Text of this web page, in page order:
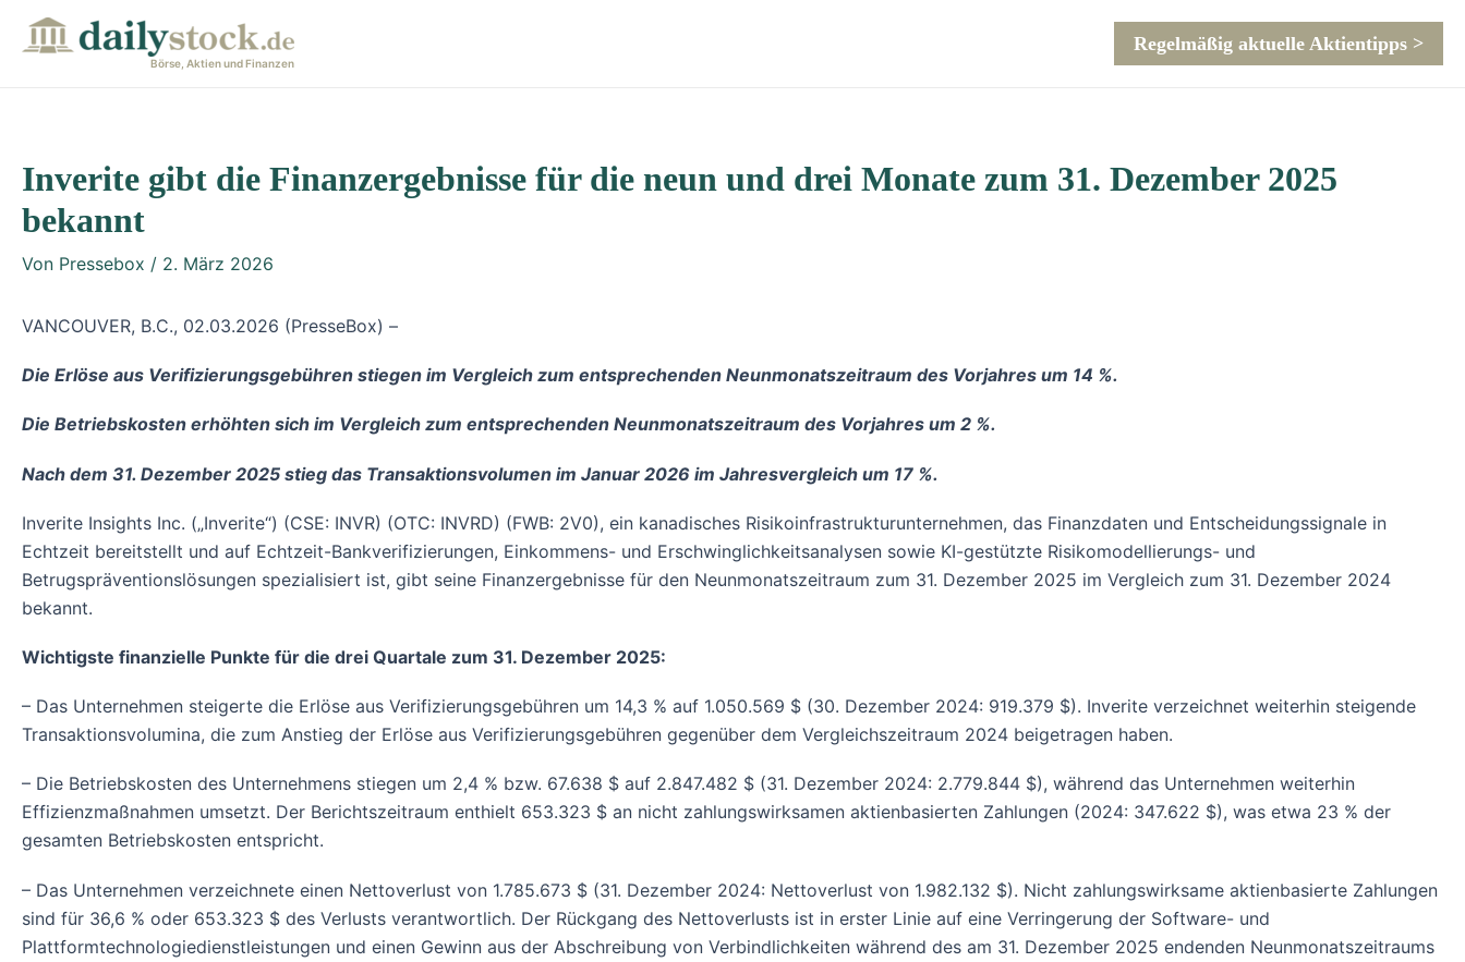
Inhalt
Börse, Aktien und Finanzen
Regelmäßig aktuelle Aktientipps >
Inverite gibt die Finanzergebnisse für die neun und drei Monate zum 31. Dezember 2025
bekannt
Von Pressebox / 2. März 2026
VANCOUVER, B.C., 02.03.2026 (PresseBox) –
Die Erlöse aus Verifizierungsgebühren stiegen im Vergleich zum entsprechenden Neunmonatszeitraum des Vorjahres um 14 %.
Die Betriebskosten erhöhten sich im Vergleich zum entsprechenden Neunmonatszeitraum des Vorjahres um 2 %.
Nach dem 31. Dezember 2025 stieg das Transaktionsvolumen im Januar 2026 im Jahresvergleich um 17 %.
Inverite Insights Inc. („Inverite“) (CSE: INVR) (OTC: INVRD) (FWB: 2V0), ein kanadisches Risikoinfrastrukturunternehmen, das Finanzdaten und Entscheidungssignale in
Echtzeit bereitstellt und auf Echtzeit-Bankverifizierungen, Einkommens- und Erschwinglichkeitsanalysen sowie KI-gestützte Risikomodellierungs- und
Betrugspräventionslösungen spezialisiert ist, gibt seine Finanzergebnisse für den Neunmonatszeitraum zum 31. Dezember 2025 im Vergleich zum 31. Dezember 2024
bekannt.
Wichtigste finanzielle Punkte für die drei Quartale zum 31. Dezember 2025:
– Das Unternehmen steigerte die Erlöse aus Verifizierungsgebühren um 14,3 % auf 1.050.569 $ (30. Dezember 2024: 919.379 $). Inverite verzeichnet weiterhin steigende
Transaktionsvolumina, die zum Anstieg der Erlöse aus Verifizierungsgebühren gegenüber dem Vergleichszeitraum 2024 beigetragen haben.
– Die Betriebskosten des Unternehmens stiegen um 2,4 % bzw. 67.638 $ auf 2.847.482 $ (31. Dezember 2024: 2.779.844 $), während das Unternehmen weiterhin
Effizienzmaßnahmen umsetzt. Der Berichtszeitraum enthielt 653.323 $ an nicht zahlungswirksamen aktienbasierten Zahlungen (2024: 347.622 $), was etwa 23 % der
gesamten Betriebskosten entspricht.
– Das Unternehmen verzeichnete einen Nettoverlust von 1.785.673 $ (31. Dezember 2024: Nettoverlust von 1.982.132 $). Nicht zahlungswirksame aktienbasierte Zahlungen
sind für 36,6 % oder 653.323 $ des Verlusts verantwortlich. Der Rückgang des Nettoverlusts ist in erster Linie auf eine Verringerung der Software- und
Plattformtechnologiedienstleistungen und einen Gewinn aus der Abschreibung von Verbindlichkeiten während des am 31. Dezember 2025 endenden Neunmonatszeitraums
navigation